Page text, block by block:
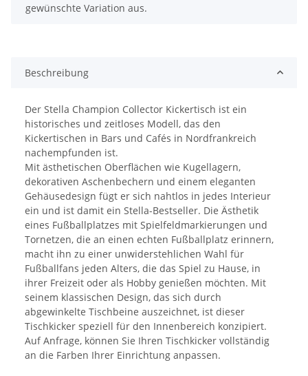
gewünschte Variation aus.
Beschreibung
Der Stella Champion Collector Kickertisch ist ein
historisches und zeitloses Modell, das den
Kickertischen in Bars und Cafés in Nordfrankreich
nachempfunden ist.
Mit ästhetischen Oberflächen wie Kugellagern,
dekorativen Aschenbechern und einem eleganten
Gehäusedesign fügt er sich nahtlos in jedes Interieur
ein und ist damit ein Stella-Bestseller. Die Ästhetik
eines Fußballplatzes mit Spielfeldmarkierungen und
Tornetzen, die an einen echten Fußballplatz erinnern,
macht ihn zu einer unwiderstehlichen Wahl für
Fußballfans jeden Alters, die das Spiel zu Hause, in
ihrer Freizeit oder als Hobby genießen möchten. Mit
seinem klassischen Design, das sich durch
abgewinkelte Tischbeine auszeichnet, ist dieser
Tischkicker speziell für den Innenbereich konzipiert.
Auf Anfrage, können Sie Ihren Tischkicker vollständig
an die Farben Ihrer Einrichtung anpassen.